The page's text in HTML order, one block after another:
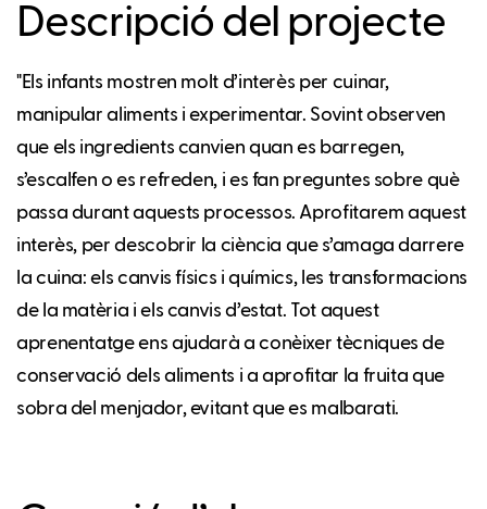
Descripció del projecte
"Els infants mostren molt d’interès per cuinar,
manipular aliments i experimentar. Sovint observen
que els ingredients canvien quan es barregen,
s’escalfen o es refreden, i es fan preguntes sobre què
passa durant aquests processos. Aprofitarem aquest
interès, per descobrir la ciència que s’amaga darrere
la cuina: els canvis físics i químics, les transformacions
de la matèria i els canvis d’estat. Tot aquest
aprenentatge ens ajudarà a conèixer tècniques de
conservació dels aliments i a aprofitar la fruita que
sobra del menjador, evitant que es malbarati.